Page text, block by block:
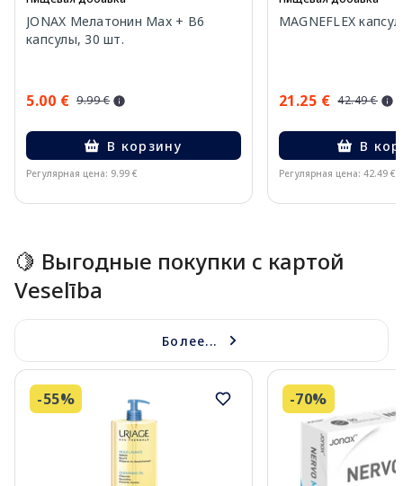
JONAX Мелатонин Max + B6
капсулы, 30 шт.
5.00 € 9.99 €
В корзину
Регулярная цена: 9.99 €
MAGNEFLEX
21.25 € 42.49 €
В
Регулярная цена: 42.49 €
🍋 Выгодные покупки с картой
Veselība
Более...
-55% -70%